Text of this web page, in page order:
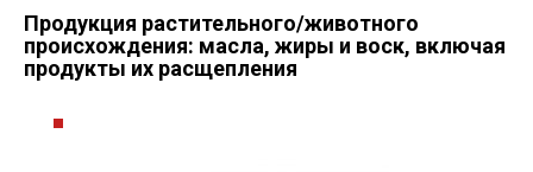
Продукция растительного/животного
происхождения: масла, жиры и воск, включая
продукты их расщепления